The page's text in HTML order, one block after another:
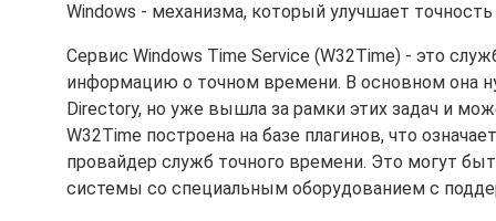
Windows - механизма, который улучшает
Сервис Windows Time Service (W32Time) - это
информацию о точном времени. В основном она
Directory, но уже вышла за рамки этих задач и
W32Time построена на базе плагинов, что
провайдер служб точного времени. Это могут
системы со специальным оборудованием с